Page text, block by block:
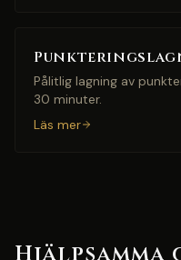
Pålitlig lagning av
30 minuter.
Läs mer